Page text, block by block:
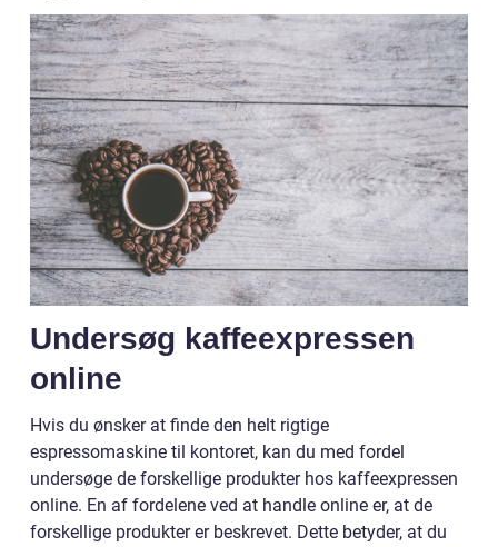
Undersøg kaffeexpressen
online
Hvis du ønsker at finde den helt rigtige
espressomaskine til kontoret, kan du med fordel
undersøge de forskellige produkter hos kaffeexpressen
online. En af fordelene ved at handle online er, at de
forskellige produkter er beskrevet. Dette betyder, at du